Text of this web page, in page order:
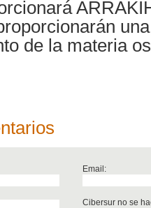
de la materia
Email:
Cibersur no se